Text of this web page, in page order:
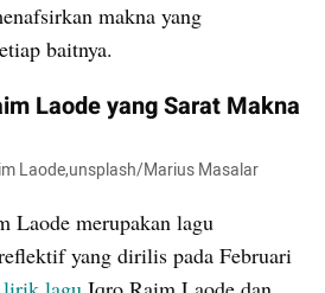
makna yang
baitnya.
Laode yang Sarat Makna
Laode,unsplash/Marius Masalar
Laode merupakan lagu
yang dirilis pada Februari